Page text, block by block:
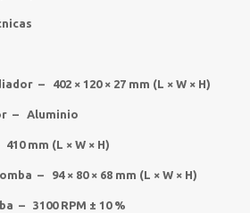
– 402 × 120 × 27 mm (L × W × H)
– Aluminio
mm (L × W × H)
– 94 × 80 × 68 mm (L × W × H)
– 3100 RPM ± 10 %